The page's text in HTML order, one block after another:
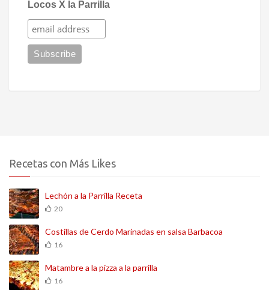
Locos X la Parrilla
Recetas con Más Likes
Lechón a la Parrilla Receta
20
Costillas de Cerdo Marinadas en salsa Barbacoa
16
Matambre a la pizza a la parrilla
16